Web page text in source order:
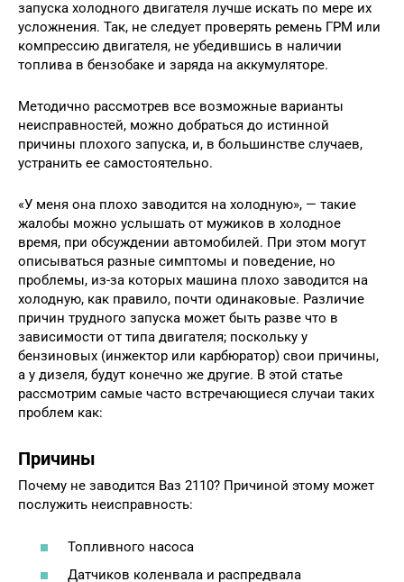
запуска холодного двигателя лучше искать по мере их
усложнения. Так, не следует проверять ремень ГРМ или
компрессию двигателя, не убедившись в наличии
топлива в бензобаке и заряда на аккумуляторе.
Методично рассмотрев все возможные варианты
неисправностей, можно добраться до истинной
причины плохого запуска, и, в большинстве случаев,
устранить ее самостоятельно.
«У меня она плохо заводится на холодную», — такие
жалобы можно услышать от мужиков в холодное
время, при обсуждении автомобилей. При этом могут
описываться разные симптомы и поведение, но
проблемы, из-за которых машина плохо заводится на
холодную, как правило, почти одинаковые. Различие
причин трудного запуска может быть разве что в
зависимости от типа двигателя; поскольку у
бензиновых (инжектор или карбюратор) свои причины,
а у дизеля, будут конечно же другие. В этой статье
рассмотрим самые часто встречающиеся случаи таких
проблем как:
Причины
Почему не заводится Ваз 2110? Причиной этому может
послужить неисправность:
Топливного насоса
Датчиков коленвала и распредвала